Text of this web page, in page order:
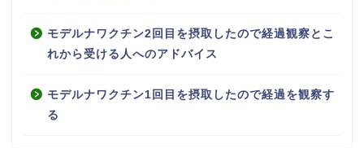
モデルナワクチン2回目を摂取したので経過観察とこ
れから受ける人へのアドバイス
モデルナワクチン1回目を摂取したので経過を観察す
る